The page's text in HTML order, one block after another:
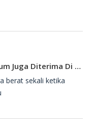
Surat Singkat Untukmu Yang Belum Juga Diterima Di Perguruan Tinggi
berat sekali ketika